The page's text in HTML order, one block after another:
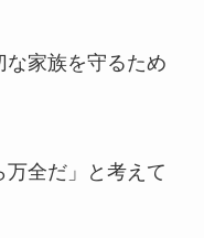
な家族を守るため
万全だ」と考えて